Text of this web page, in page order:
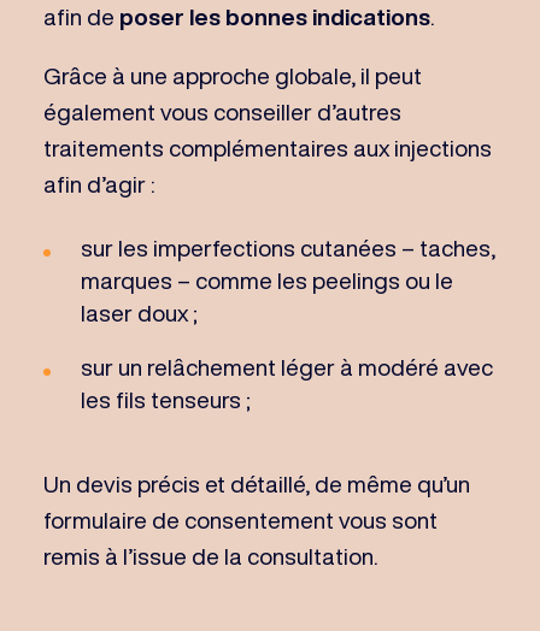
afin de poser les bonnes indications.
Grâce à une approche globale, il peut
également vous conseiller d’autres
traitements complémentaires aux injections
afin d’agir :
sur les imperfections cutanées – taches,
marques – comme les peelings ou le
laser doux ;
sur un relâchement léger à modéré avec
les fils tenseurs ;
Un devis précis et détaillé, de même qu’un
formulaire de consentement vous sont
remis à l’issue de la consultation.